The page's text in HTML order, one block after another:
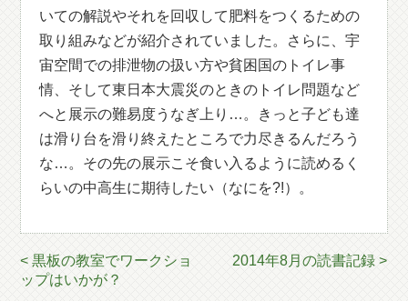
いての解説やそれを回収して肥料をつくるための
取り組みなどが紹介されていました。さらに、宇
宙空間での排泄物の扱い方や貧困国のトイレ事
情、そして東日本大震災のときのトイレ問題など
へと展示の難易度うなぎ上り…。きっと子ども達
は滑り台を滑り終えたところで力尽きるんだろう
な…。その先の展示こそ食い入るように読めるく
らいの中高生に期待したい（なにを?!）。
< 黒板の教室でワークショ
ップはいかが？
2014年8月の読書記録 >